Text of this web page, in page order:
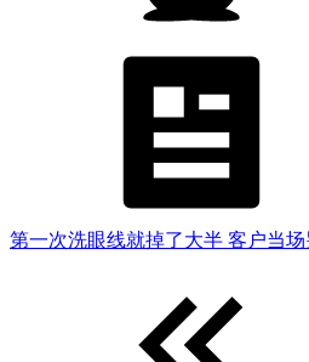
第一次洗眼线就掉了大半 客户当场